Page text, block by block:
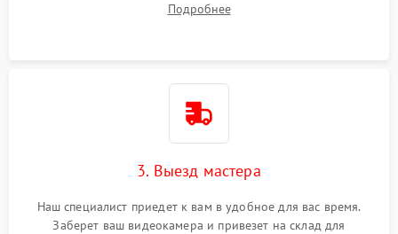
Подробнее
3. Выезд мастера
Наш специалист приедет к вам в удобное для вас время.
Заберет ваш видеокамера и привезет на склад для